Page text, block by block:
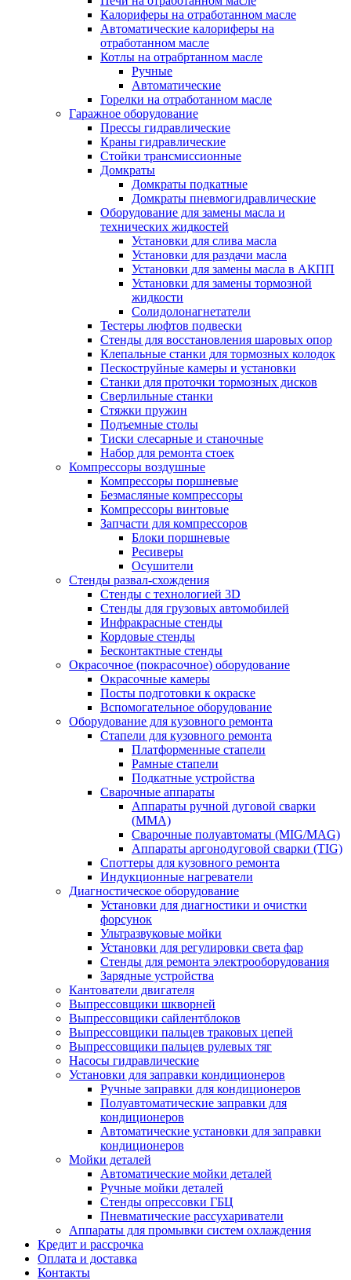
Калориферы на отработанном масле
Автоматические калориферы на
отработанном масле
Котлы на отрабртанном масле
Ручные
Автоматические
Горелки на отработанном масле
Гаражное оборудование
Прессы гидравлические
Краны гидравлические
Стойки трансмиссионные
Домкраты
Домкраты подкатные
Домкраты пневмогидравлические
Оборудование для замены масла и
технических жидкостей
Установки для слива масла
Установки для раздачи масла
Установки для замены масла в АКПП
Установки для замены тормозной
жидкости
Солидолонагнетатели
Тестеры люфтов подвески
Стенды для восстановления шаровых опор
Клепальные станки для тормозных колодок
Пескоструйные камеры и установки
Станки для проточки тормозных дисков
Сверлильные станки
Стяжки пружин
Подъемные столы
Тиски слесарные и станочные
Набор для ремонта стоек
Компрессоры воздушные
Компрессоры поршневые
Безмасляные компрессоры
Компрессоры винтовые
Запчасти для компрессоров
Блоки поршневые
Ресиверы
Осушители
Стенды развал-схождения
Стенды с технологией 3D
Стенды для грузовых автомобилей
Инфракрасные стенды
Кордовые стенды
Бесконтактные стенды
Окрасочное (покрасочное) оборудование
Окрасочные камеры
Посты подготовки к окраске
Вспомогательное оборудование
Оборудование для кузовного ремонта
Стапели для кузовного ремонта
Платформенные стапели
Рамные стапели
Подкатные устройства
Сварочные аппараты
Аппараты ручной дуговой сварки
(MMA)
Сварочные полуавтоматы (MIG/MAG)
Аппараты аргонодуговой сварки (TIG)
Споттеры для кузовного ремонта
Индукционные нагреватели
Диагностическое оборудование
Установки для диагностики и очистки
форсунок
Ультразвуковые мойки
Установки для регулировки света фар
Стенды для ремонта электрооборудования
Зарядные устройства
Кантователи двигателя
Выпрессовщики шкворней
Выпрессовщики сайлентблоков
Выпрессовщики пальцев траковых цепей
Выпрессовщики пальцев рулевых тяг
Насосы гидравлические
Установки для заправки кондиционеров
Ручные заправки для кондиционеров
Полуавтоматические заправки для
кондиционеров
Автоматические установки для заправки
кондиционеров
Мойки деталей
Автоматические мойки деталей
Ручные мойки деталей
Стенды опрессовки ГБЦ
Пневматические рассухариватели
Аппараты для промывки систем охлаждения
Кредит и рассрочка
Оплата и доставка
Контакты